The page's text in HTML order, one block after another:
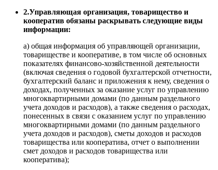
2.Управляющая организация, товарищество и
кооператив обязаны раскрывать следующие виды
информации:
а) общая информация об управляющей организации,
товариществе и кооперативе, в том числе об основных
показателях финансово-хозяйственной деятельности
(включая сведения о годовой бухгалтерской отчетности,
бухгалтерский баланс и приложения к нему, сведения о
доходах, полученных за оказание услуг по управлению
многоквартирными домами (по данным раздельного
учета доходов и расходов), а также сведения о расходах,
понесенных в связи с оказанием услуг по управлению
многоквартирными домами (по данным раздельного
учета доходов и расходов), сметы доходов и расходов
товарищества или кооператива, отчет о выполнении
смет доходов и расходов товарищества или
кооператива);